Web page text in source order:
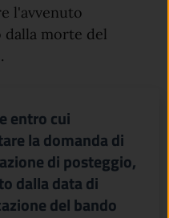
l'avvenuto
dalla morte del
entro cui
la domanda di
di posteggio,
dalla data di
del bando